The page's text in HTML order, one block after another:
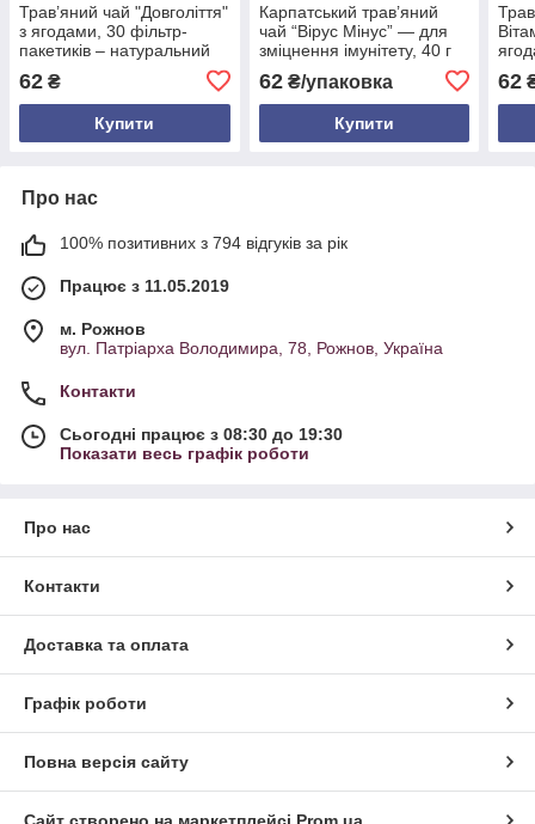
Трав’яний чай "Довголіття"
з ягодами, 30 фільтр-
пакетиків – натуральний
зміцнення імунітету
62 ₴
Купити
Карпатський трав’яний
чай “Вірус Мінус” — для
зміцнення імунітету, 40 г
62₴/упаковка
Купити
62
Про нас
100% позитивних з 794 відгуків за рік
Працює з 11.05.2019
м. Рожнов
вул. Патріарха Володимира, 78, Рожнов, Україна
Контакти
Сьогодні працює з 08:30 до 19:30
Показати весь графік роботи
Про нас
Контакти
Доставка та оплата
Графік роботи
Повна версія сайту
Сайт створено на маркетплейсі Prom.ua